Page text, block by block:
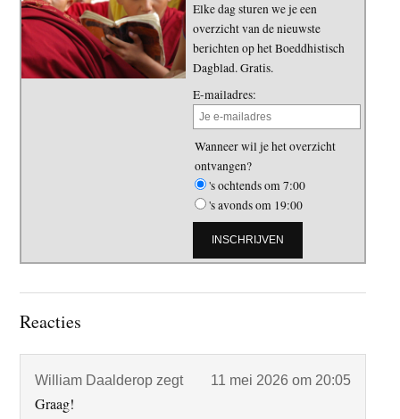
Elke dag sturen we je een
overzicht van de nieuwste
berichten op het Boeddhistisch
Dagblad. Gratis.
E-mailadres:
Wanneer wil je het overzicht
ontvangen?
's ochtends om 7:00
's avonds om 19:00
Lees
Reacties
William Daalderop zegt 11 mei 2026 om 20:05
Graag!